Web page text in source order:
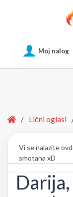
Moj nalog
Home
/ Lični oglasi
Vi se nalazite
smotana xD